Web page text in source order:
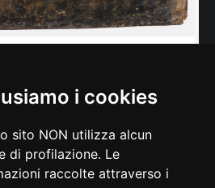
i cookies
sito NON utilizza alcun
di profilazione. Le
raccolte attraverso i